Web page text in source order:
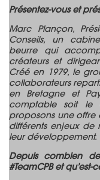
Présentez-vous et
Marc Plançon,
Conseils, un
beurre qui
créateurs et
Créé en 1979, le
collaborateurs
en Bretagne et
comptable soit le
proposons une offre
différents enjeux de
leur développement.
Depuis combien
#TeamCPB et